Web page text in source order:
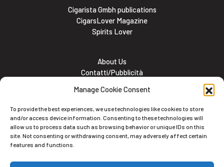
Manage Cookie Consent
To provide the best experiences, we use technologies like cookies to store
and/or access device information. Consenting to these technologies will
allow us to process data such as browsing behavior or unique IDs on this
site. Not consenting or withdrawing consent, may adversely affect certain
features and functions.
Cigarista Gmbh publications
CigarsLover Magazine
Spirits Lover
About Us
Contatti/Pubblicità
Meet the team
Lavora con noi
Cookie and Privacy policy